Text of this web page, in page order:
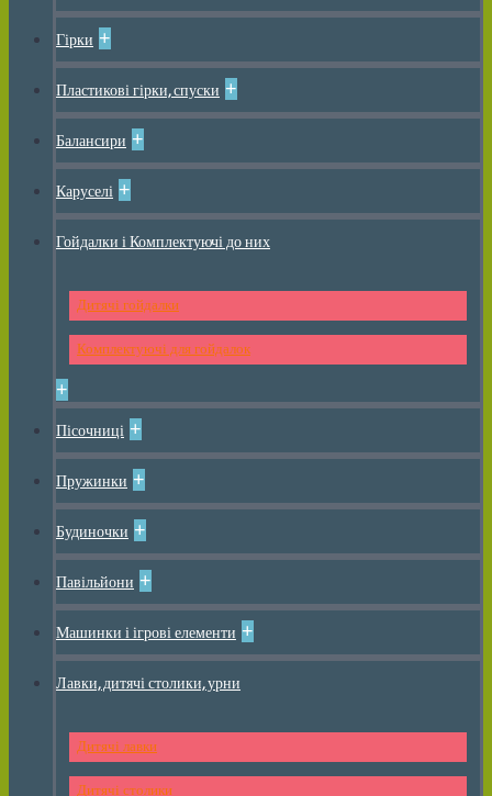
Гірки +
Пластикові гірки, спуски +
Балансири +
Каруселі +
Гойдалки і Комплектуючі до них
Дитячі гойдалки
Комплектуючі для гойдалок
+
Пісочниці +
Пружинки +
Будиночки +
Павільйони +
Машинки і ігрові елементи +
Лавки, дитячі столики, урни
Дитячі лавки
Дитячі столики